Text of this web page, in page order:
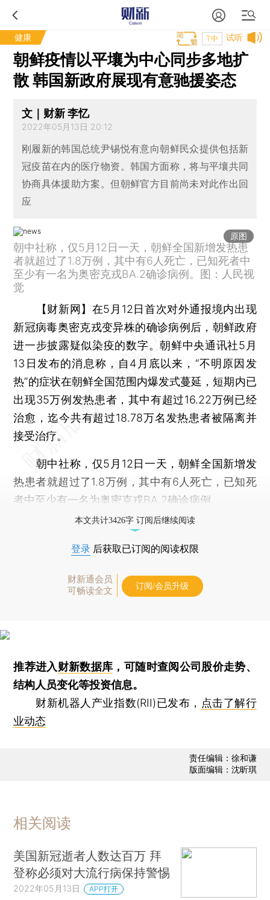
健康 试听
T中
朝鲜疫情以平壤为中心同步多地扩
散 韩国新政府展现有意驰援姿态
文｜财新 李忆
2022年05月13日 20:12
刚履新的韩国总统尹锡悦有意向朝鲜民众提供包括新
冠疫苗在内的医疗物资。韩国方面称，将与平壤共同
协商具体援助方案。但朝鲜官方目前尚未对此作出回
应
原图
朝中社称，仅5月12日一天，朝鲜全国新增发热患
者就超过了1.8万例，其中有6人死亡，已知死者中
至少有一名为奥密克戎BA.2确诊病例。图：人民视
觉
【财新网】 在5月12日首次对外通报境内出现
新冠病毒奥密克戎变异株的确诊病例后，朝鲜政府
进一步披露疑似染疫的数字。朝鲜中央通讯社5月
13日发布的消息称，自4月底以来，“不明原因发
热”的症状在朝鲜全国范围内爆发式蔓延，短期内已
出现35万例发热患者，其中有超过16.22万例已经
治愈，迄今共有超过18.78万名发热患者被隔离并
接受治疗。
朝中社称，仅5月12日一天，朝鲜全国新增发
热患者就超过了1.8万例，其中有6人死亡，已知死
者中至少有一名为奥密克戎BA.2确诊病例。
本文共计3426字 订阅后继续阅读
登录 后获取已订阅的阅读权限
财新通会员
可畅读全文
订阅/会员升级
推荐进入财新数据库 ，可随时查阅公司股价走势、
结构人员变化等投资信息。
财新机器人产业指数(RII)已发布， 点击了解行
业动态
责任编辑：徐和谦
版面编辑：沈昕琪
相关阅读
美国新冠逝者人数达百万 拜
登称必须对大流行病保持警惕
2022年05月13日 APP打开